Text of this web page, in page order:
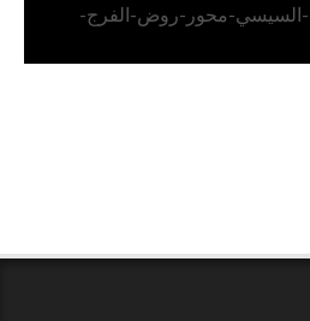
السيسي-محور-روض-الفرج-